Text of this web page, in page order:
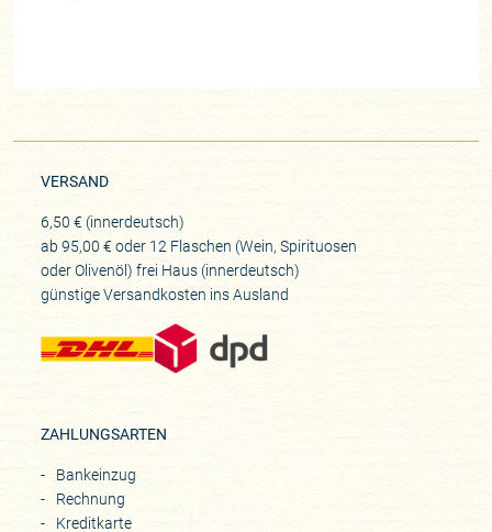
VERSAND
6,50 € (innerdeutsch)
ab 95,00 € oder 12 Flaschen (Wein, Spirituosen
oder Olivenöl) frei Haus (innerdeutsch)
günstige Versandkosten ins Ausland
ZAHLUNGSARTEN
Bankeinzug
Rechnung
Kreditkarte